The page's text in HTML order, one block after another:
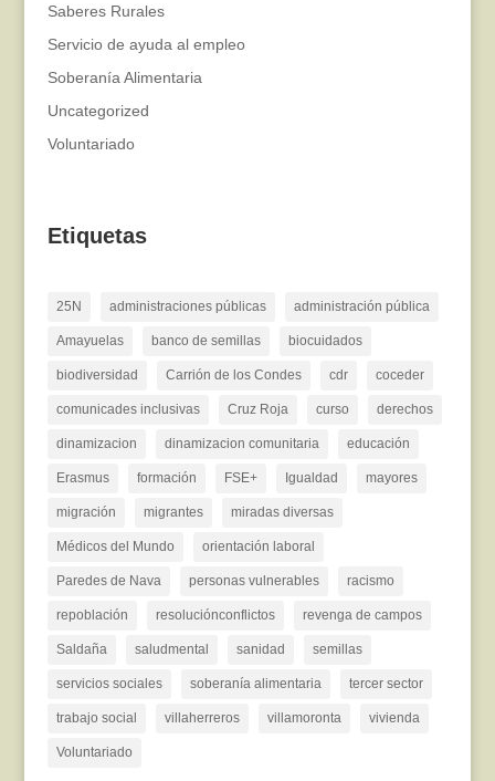
Saberes Rurales
Servicio de ayuda al empleo
Soberanía Alimentaria
Uncategorized
Voluntariado
Etiquetas
25N administraciones públicas administración pública
Amayuelas banco de semillas biocuidados
biodiversidad Carrión de los Condes cdr coceder
comunicades inclusivas Cruz Roja curso derechos
dinamizacion dinamizacion comunitaria educación
Erasmus formación FSE+ Igualdad mayores
migración migrantes miradas diversas
Médicos del Mundo orientación laboral
Paredes de Nava personas vulnerables racismo
repoblación resoluciónconflictos revenga de campos
Saldaña saludmental sanidad semillas
servicios sociales soberanía alimentaria tercer sector
trabajo social villaherreros villamoronta vivienda
Voluntariado